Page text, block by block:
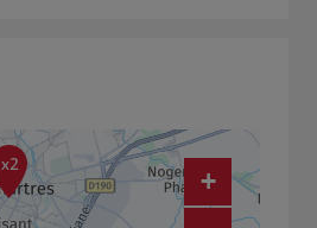
x2
+